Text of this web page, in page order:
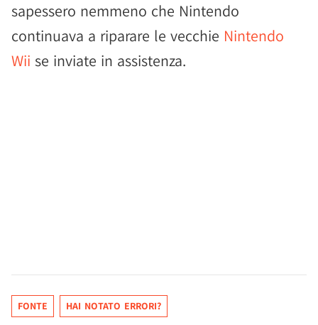
sapessero nemmeno che Nintendo
continuava a riparare le vecchie Nintendo
Wii se inviate in assistenza.
FONTE HAI NOTATO ERRORI?